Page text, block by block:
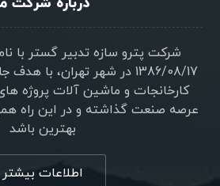
شرکت پترو سازه تدبير گستر با
1386/08/17 در شهر تهران، با
کارخانجات و ماشین آلات پروژه
عرصه صنعت گذاشته و در این راه
بهترین باشد
اطلاعات بیشتر